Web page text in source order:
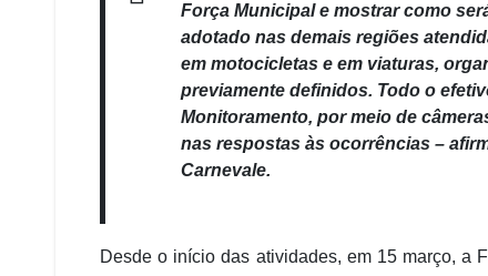
Força Municipal e mostrar como
adotado nas demais regiões
em motocicletas e em viaturas,
previamente definidos. Todo o
Monitoramento, por meio de
nas respostas às ocorrências –
Carnevale.
Desde o início das atividades, em 15 março, a